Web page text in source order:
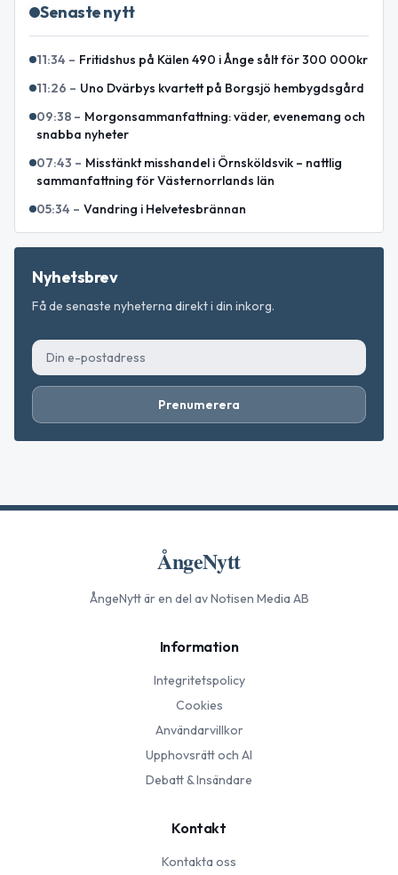
Senaste nytt
11:34 – Fritidshus på Kälen 490 i Ånge sålt för 300 000kr
11:26 – Uno Dvärbys kvartett på Borgsjö hembygdsgård
09:38 – Morgonsammanfattning: väder, evenemang och
snabba nyheter
07:43 – Misstänkt misshandel i Örnsköldsvik – nattlig
sammanfattning för Västernorrlands län
05:34 – Vandring i Helvetesbrännan
Nyhetsbrev
Få de senaste nyheterna direkt i din inkorg.
Prenumerera
ÅngeNytt
ÅngeNyttär en del av Notisen Media AB
Information
Integritetspolicy
Cookies
Användarvillkor
Upphovsrätt och AI
Debatt & Insändare
Kontakt
Kontakta oss